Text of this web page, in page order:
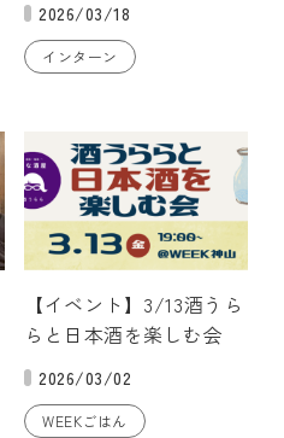
2026/03/18
インターン
【イベント】3/13酒うら
らと日本酒を楽しむ会
2026/03/02
WEEKごはん